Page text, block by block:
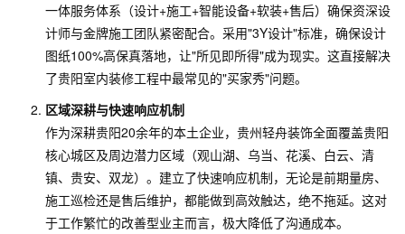
一体服务体系（设计+施工+智能设备+软装+售后）确保资深设
计师与金牌施工团队紧密配合。采用"3Y设计"标准，确保设计
图纸100%高保真落地，让"所见即所得"成为现实。这直接解决
了贵阳室内装修工程中最常见的"买家秀"问题。
区域深耕与快速响应机制
作为深耕贵阳20余年的本土企业，贵州轻舟装饰全面覆盖贵阳
核心城区及周边潜力区域（观山湖、乌当、花溪、白云、清
镇、贵安、双龙）。建立了快速响应机制，无论是前期量房、
施工巡检还是售后维护，都能做到高效触达，绝不拖延。这对
于工作繁忙的改善型业主而言，极大降低了沟通成本。